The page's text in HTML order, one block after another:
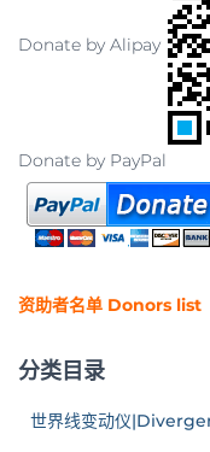
Donate by Alipay
Donate by PayPal
资助者名单 Donors list
分类目录
世界线变动仪